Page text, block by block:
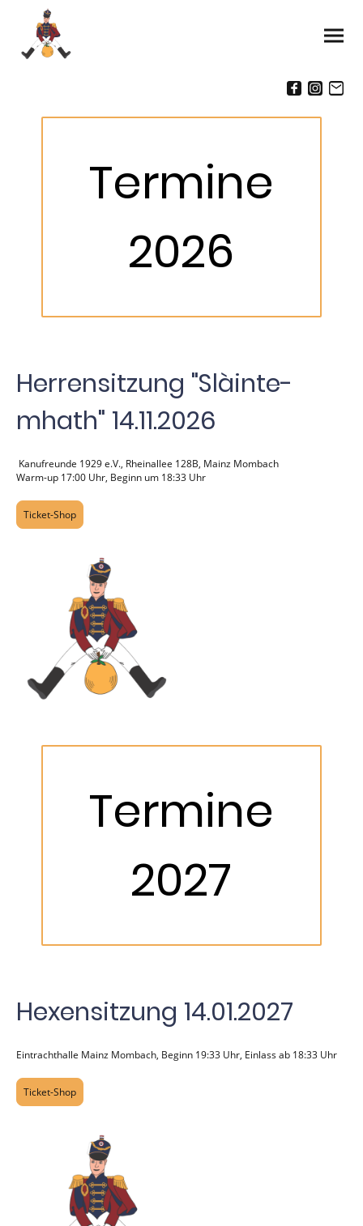
Termine
2026
Herrensitzung "Slàinte-
mhath" 14.11.2026
Kanufreunde 1929 e.V., Rheinallee 128B, Mainz Mombach
Warm-up 17:00 Uhr, Beginn um 18:33 Uhr
Ticket-Shop
Termine
2027
Hexensitzung 14.01.2027
Eintrachthalle Mainz Mombach, Beginn 19:33 Uhr, Einlass ab 18:33 Uhr
Ticket-Shop